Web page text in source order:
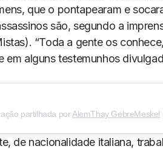
que o pontapearam e
são, segundo a
“Toda a gente os
em alguns testemunhos
partilhada por AlemThay GebreMeskel
de nacionalidade italiana,